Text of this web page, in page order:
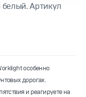
белый. Артикул
особенно
дорогах.
и реагируете на